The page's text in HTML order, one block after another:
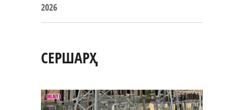
2026
СЕРШАРҲ